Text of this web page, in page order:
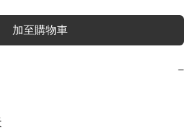
加至購物車
−